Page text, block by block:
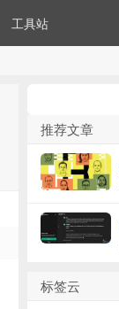
工具站
推荐文章
标签云